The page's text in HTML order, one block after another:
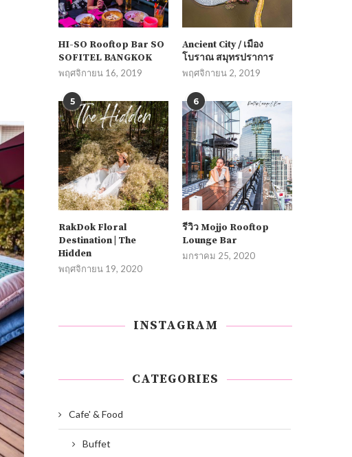
HI-SO Rooftop Bar SO
SOFITEL BANGKOK
พฤศจิกายน 16, 2019
Ancient City / เมือง
โบราณ สมุทรปราการ
พฤศจิกายน 2, 2019
5
RakDok Floral
Destination | The
Hidden
พฤศจิกายน 19, 2020
6
รีวิว Mojjo Rooftop
Lounge Bar
มกราคม 25, 2020
INSTAGRAM
CATEGORIES
Cafe' & Food
Buffet